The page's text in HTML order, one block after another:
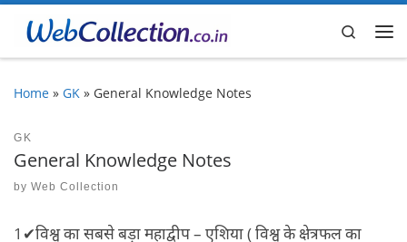
Skip to content
Search
Home » GK » General Knowledge Notes
GK
General Knowledge Notes
by Web Collection
1✔विश्व का सबसे बड़ा महाद्वीप – एशिया ( विश्व के क्षेत्रफल का